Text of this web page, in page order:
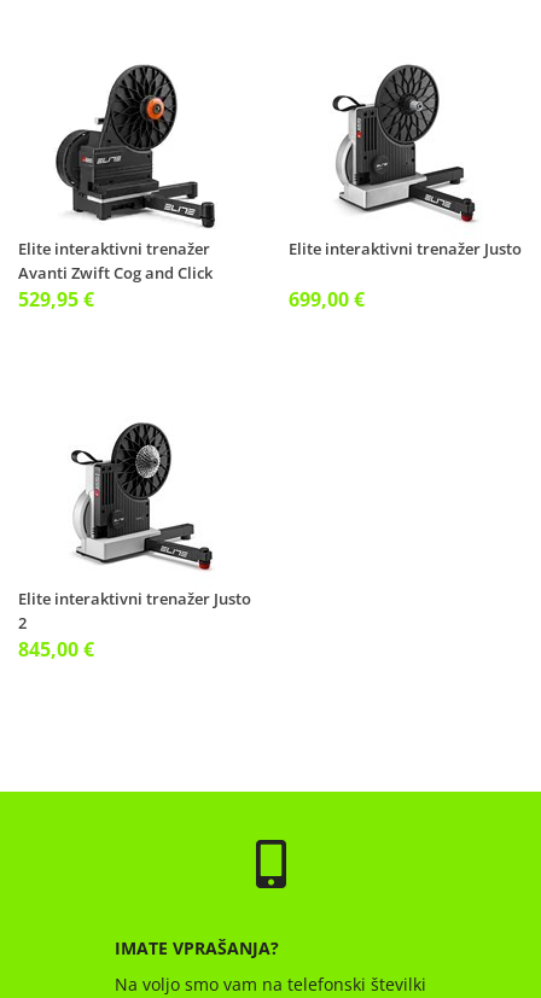
Elite interaktivni trenažer
Avanti Zwift Cog and Click
529,95 €
Elite interaktivni trenažer Justo
699,00 €
Elite interaktivni trenažer Justo
2
845,00 €
IMATE VPRAŠANJA?
Na voljo smo vam na telefonski številki